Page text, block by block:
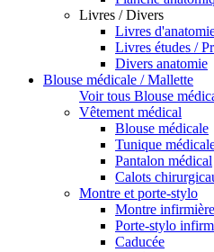
Livres / Divers
Livres
Livres études /
Divers anatomie
Blouse médicale / Mallette
Voir tous Blouse
Vêtement médical
Blouse médicale
Tunique
Pantalon médical
Calots
Montre et porte-stylo
Montre infirmière
Porte-stylo
Caducée